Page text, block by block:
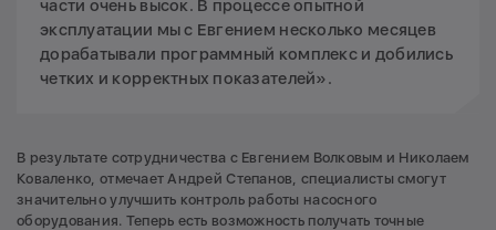
части очень высок. В процессе опытной
эксплуатации мы с Евгением несколько месяцев
дорабатывали программный комплекс и добились
четких и корректных показателей».
В результате сотрудничества с Евгением Волковым и Николаем
Коваленко, отмечает Андрей Степанов, специалисты смогут
значительно улучшить контроль работы насосного
оборудования. Теперь есть возможность получать точные